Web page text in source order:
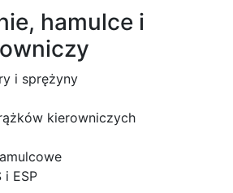
hamulce i
i sprężyny
kierowniczych
i ESP